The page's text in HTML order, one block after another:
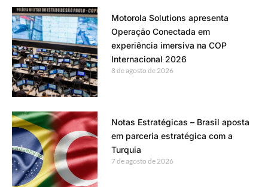
Motorola Solutions apresenta
Operação Conectada em
experiência imersiva na COP
Internacional 2026
8 de agosto de 2026
Notas Estratégicas – Brasil aposta
em parceria estratégica com a
Turquia
7 de agosto de 2026